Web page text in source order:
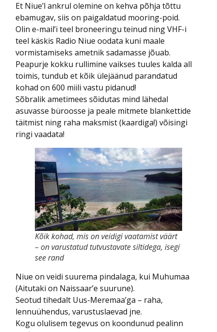
Et Niue’l ankrul olemine on kehva põhja tõttu
ebamugav, siis on paigaldatud mooring-poid.
Olin e-mail’i teel broneeringu teinud ning VHF-i
teel käskis Radio Niue oodata kuni maale
vormistamiseks ametnik sadamasse jõuab.
Peapurje kokku rullimine vaikses tuules kalda all
toimis, tundub et kõik ülejäänud parandatud
kohad on 600 miili vastu pidanud!
Sõbralik ametimees sõidutas mind lähedal
asuvasse büroosse ja peale mitmete blankettide
täitmist ning raha maksmist (kaardiga!) võisingi
ringi vaadata!
Kõik kohad, mis on veidigi vaatamist väärt
– on varustatud tutvustavate siltidega, isegi
see rand
Niue on veidi suurema pindalaga, kui Muhumaa
(Aitutaki on Naissaar’e suurune).
Seotud tihedalt Uus-Meremaa’ga – raha,
lennuühendus, varustuslaevad jne.
Kogu olulisem tegevus on koondunud pealinn